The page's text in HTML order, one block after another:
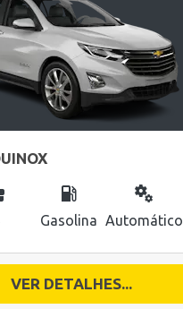
local_gas_station
Gasolina
miscellaneous_services
Automático
VER DETALHES...